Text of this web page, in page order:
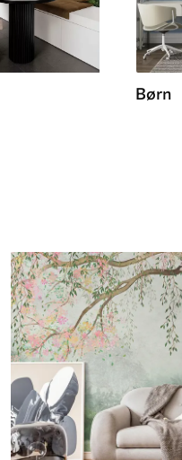
Børn